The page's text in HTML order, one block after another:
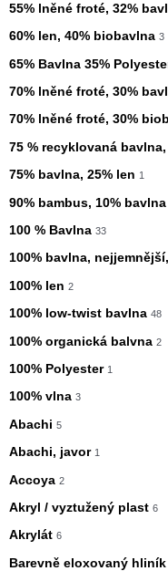
55% lněné froté, 32%
60% len, 40% biobavlna 3
65% Bavlna 35%
70% lněné froté, 30%
70% lněné froté, 30%
75 % recyklovaná
75% bavlna, 25% len 1
90% bambus, 10% bavlna
100 % Bavlna 33
100% bavlna,
100% len 2
100% low-twist bavlna 48
100% organická balvna 2
100% Polyester 1
100% vlna 3
Abachi 5
Abachi, javor 1
Accoya 2
Akryl / vyztužený plast 6
Akrylát 6
Barevně eloxovaný hliník